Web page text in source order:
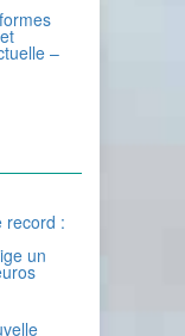
–
record :
un